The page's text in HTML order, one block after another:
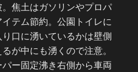
焦土はガソリンやプロパ
テム節約。公園トイレに
口に湧いているかは壁側
が中にも湧くので注意。
ー固定沸き右側から車両